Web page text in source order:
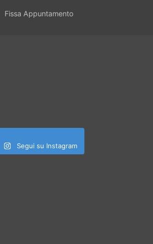
Fissa Appuntamento
Segui su Instagram